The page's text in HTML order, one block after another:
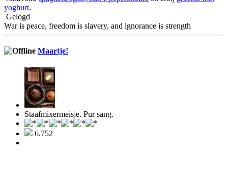
yoghurt.
Gelogd
War is peace, freedom is slavery, and ignorance is strength
Maartje!
Staafmixermeisje. Pur sang.
6.752